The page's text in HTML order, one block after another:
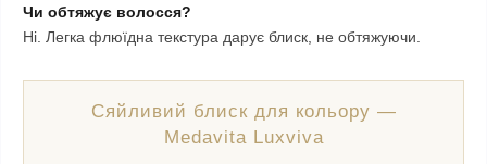
Чи обтяжує волосся?
Ні. Легка флюїдна текстура дарує блиск, не обтяжуючи.
Сяйливий блиск для кольору —
Medavita Luxviva